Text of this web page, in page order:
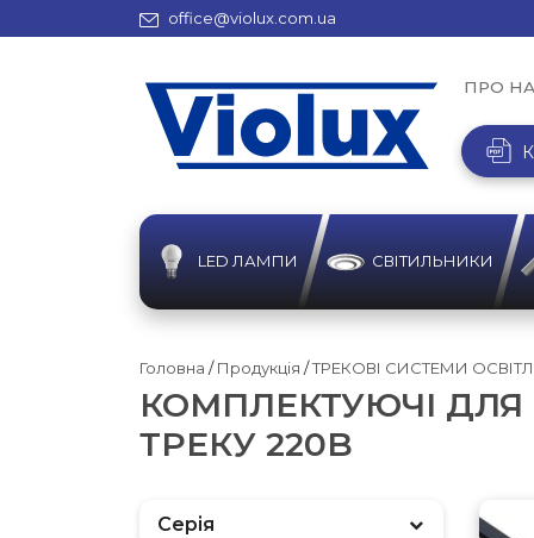
office@violux.com.ua
ПРО
LED ЛАМПИ СВІТИЛЬНИКИ
Головна /Продукція /ТРЕКОВІ СИСТЕМИ
КОМПЛЕКТУЮЧІ ДЛЯ
ТРЕКУ 220B
Серія